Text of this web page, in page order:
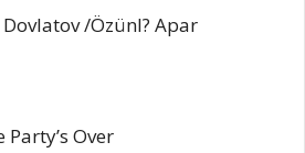
Dovlatov /Özünl? Apar
Over